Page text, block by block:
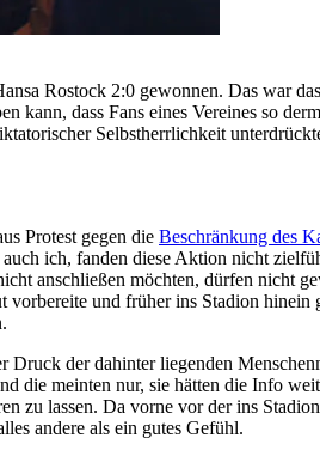
Rostock 2:0 gewonnen. Das war
kann, dass Fans eines Vereines so
Selbstherrlichkeit
Protest gegen die Beschränkung des
ich, fanden diese Aktion nicht
anschließen möchten, dürfen nicht
und früher ins Stadion
der dahinter liegenden
die meinten nur, sie hätten die Info
zu lassen. Da vorne vor der ins
andere als ein gutes Gefühl.